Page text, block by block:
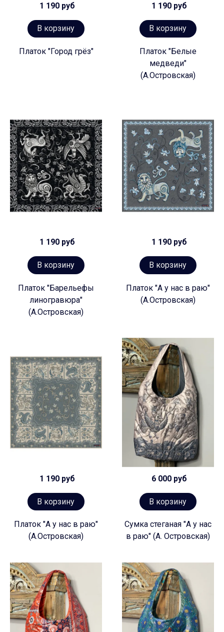
1 190 руб
В корзину
Платок "Город грёз"
1 190 руб
В корзину
Платок "Белые
медведи"
(А.Островская)
1 190 руб
В корзину
Платок "Барельефы
линогравюра"
(А.Островская)
1 190 руб
В корзину
Платок "А у нас в раю"
(А.Островская)
1 190 руб
В корзину
Платок "А у нас в раю"
(А.Островская)
6 000 руб
В корзину
Сумка стеганая "А у нас
в раю" (А. Островская)